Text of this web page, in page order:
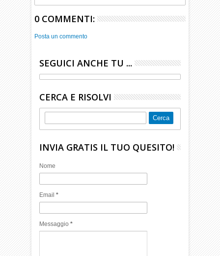
0 COMMENTI:
Posta un commento
SEGUICI ANCHE TU ...
CERCA E RISOLVI
INVIA GRATIS IL TUO QUESITO!
Nome
Email*
Messaggio*